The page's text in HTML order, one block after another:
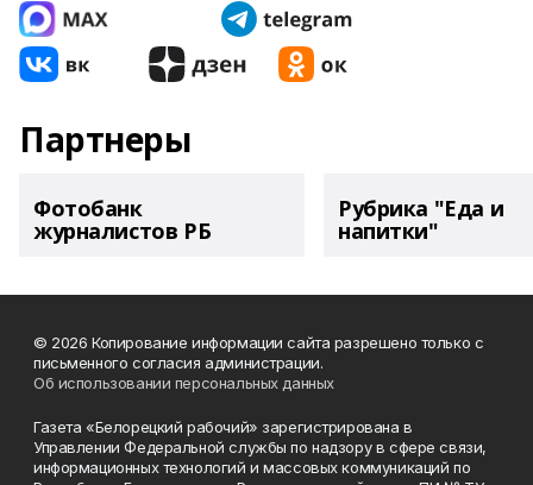
Партнеры
Фотобанк
журналистов РБ
Рубрика "Еда и
напитки"
© 2026 Копирование информации сайта разрешено только с
письменного согласия администрации.
Об использовании персональных данных
Газета «Белорецкий рабочий» зарегистрирована в
Управлении Федеральной службы по надзору в сфере связи,
информационных технологий и массовых коммуникаций по